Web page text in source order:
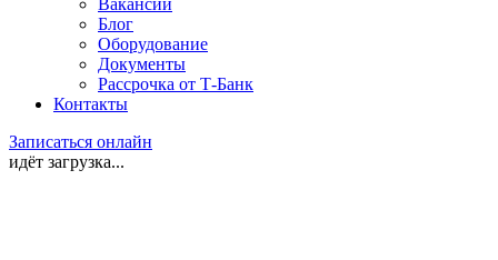
Блог
Оборудование
Документы
Рассрочка от Т-Банк
Контакты
Записаться онлайн
идёт загрузка...